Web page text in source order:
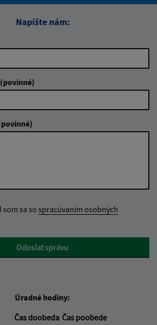
Napíšte nám:
sa so spracúvaním osobných
Odoslať správu
Úradné hodiny:
Čas doobeda Čas poobede